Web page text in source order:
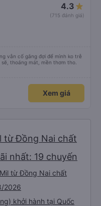
4.3
(715 đánh giá)
vẫn cố gắng đợi để mình ko trễ
thoáng mát, mền thơm tho.
Xem giá
từ Đồng Nai chất
nhất: 19 chuyến
từ Đồng Nai chất
2026
khởi hành tại Quốc